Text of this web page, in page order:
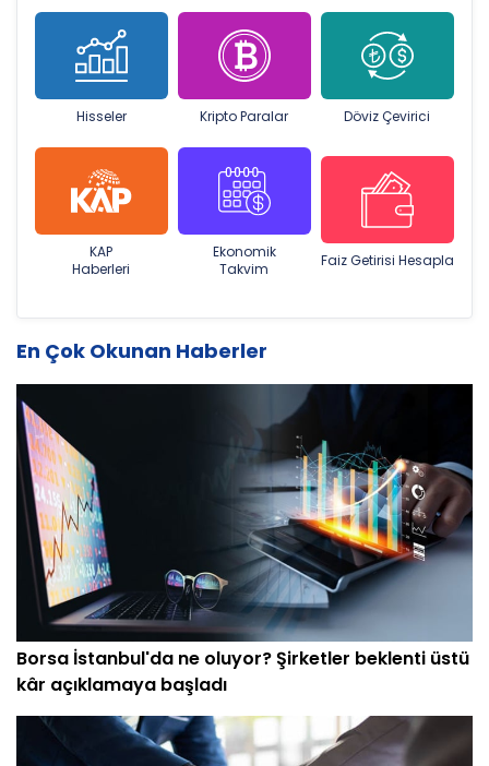
Hisseler Kripto Paralar Döviz Çevirici
KAP
Haberleri
Ekonomik
Takvim
Faiz Getirisi Hesapla
En Çok Okunan Haberler
Borsa İstanbul'da ne oluyor? Şirketler beklenti üstü
kâr açıklamaya başladı